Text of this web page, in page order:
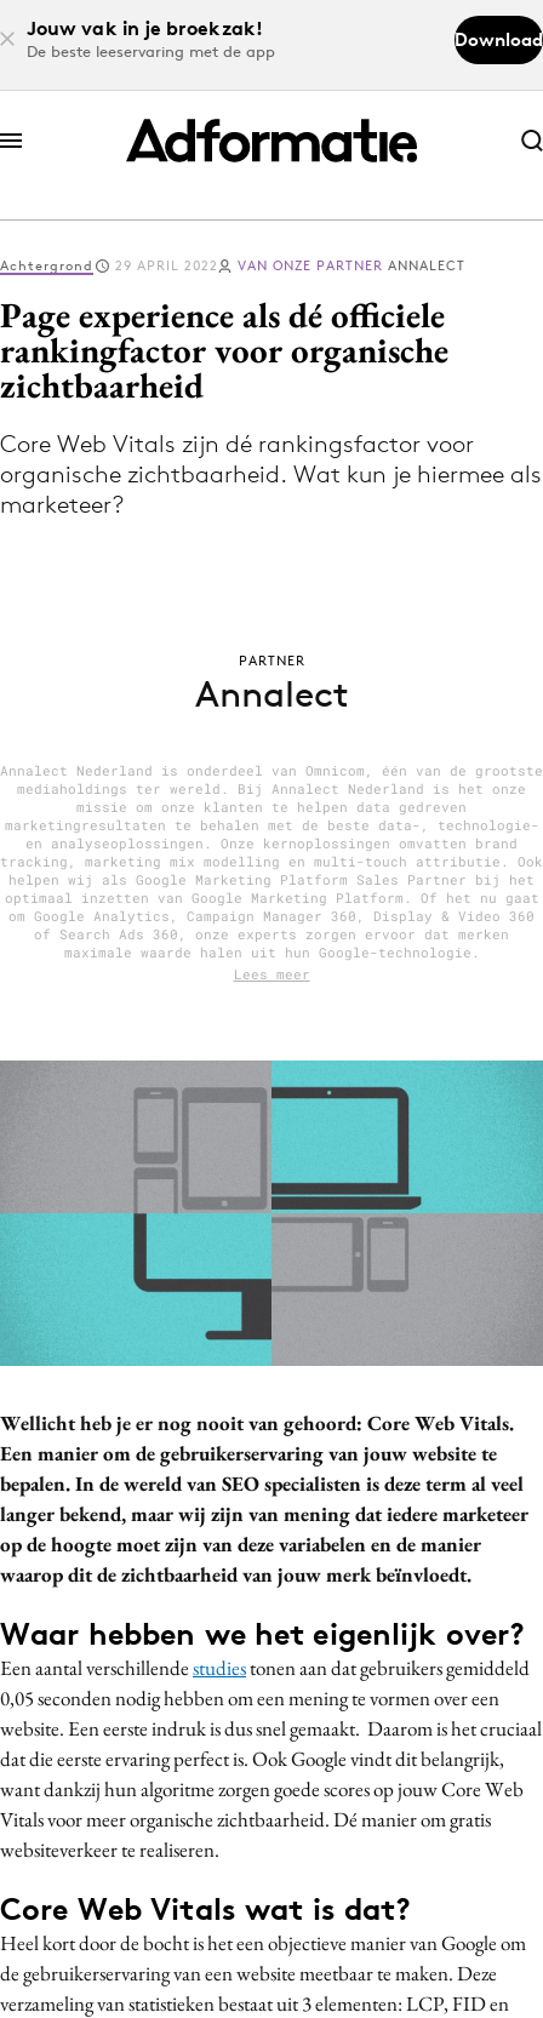
Jouw vak in je broekzak!
De beste leeservaring met de app
Download
Abonneer nu
Abonneer nu
Log in
Download de app
Volg het laatste nieuws via de Adformatie
Nieuws app
12 nov: MarketingLive!
Adverteren
Events
Opleidingen
Vacatures
Academy
Contentmarketing
Customer Experience
Design
Diversiteit
Effectiviteit
Gedragsverandering
Influencer marketing
Interne communicatie
Martech
Merkstrategie
PR
Programmatic
Purpose Marketing
Reputatie & crisis
Achtergrond 29 APRIL 2022 VAN ONZE PARTNER ANNALECT
Page experience als dé officiele
rankingfactor voor organische
zichtbaarheid
Core Web Vitals zijn dé rankingsfactor voor
organische zichtbaarheid. Wat kun je hiermee als
marketeer?
PARTNER
Annalect
Annalect Nederland is onderdeel van Omnicom, één van de grootste
mediaholdings ter wereld. Bij Annalect Nederland is het onze
missie om onze klanten te helpen data gedreven
marketingresultaten te behalen met de beste data-, technologie-
en analyseoplossingen. Onze kernoplossingen omvatten brand
tracking, marketing mix modelling en multi-touch attributie. Ook
helpen wij als Google Marketing Platform Sales Partner bij het
optimaal inzetten van Google Marketing Platform. Of het nu gaat
om Google Analytics, Campaign Manager 360, Display & Video 360
of Search Ads 360, onze experts zorgen ervoor dat merken
maximale waarde halen uit hun Google-technologie.
Lees meer
Wellicht heb je er nog nooit van gehoord: Core Web Vitals.
Een manier om de gebruikerservaring van jouw website te
bepalen. In de wereld van SEO specialisten is deze term al veel
langer bekend, maar wij zijn van mening dat iedere marketeer
op de hoogte moet zijn van deze variabelen en de manier
waarop dit de zichtbaarheid van jouw merk beïnvloedt.
Waar hebben we het eigenlijk over?
Een aantal verschillendestudiestonen aan dat gebruikers gemiddeld
0,05 seconden nodig hebben om een mening te vormen over een
website. Een eerste indruk is dus snel gemaakt. Daarom is het cruciaal
dat die eerste ervaring perfect is. Ook Google vindt dit belangrijk,
want dankzij hun algoritme zorgen goede scores op jouw Core Web
Vitals voor meer organische zichtbaarheid. Dé manier om gratis
websiteverkeer te realiseren.
Core Web Vitals wat is dat?
Heel kort door de bocht is het een objectieve manier van Google om
de gebruikerservaring van een website meetbaar te maken. Deze
verzameling van statistieken bestaat uit 3 elementen: LCP, FID en